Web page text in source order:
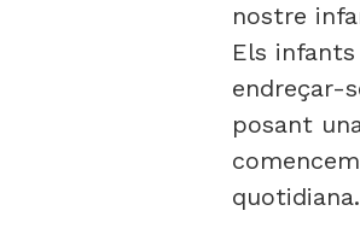
nostre
Els
endreçar-
posant
quotidiana.